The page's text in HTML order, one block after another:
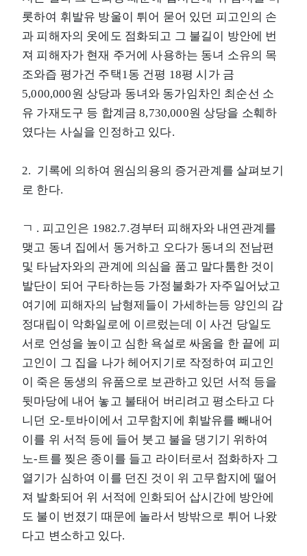
롯하여 휘발유 방울이 튀어 묻어 있던 피고인의 손
과 피해자의 옷에도 점화되고 그 불길이 방안에 번
져 피해자가 현재 주거에 사용하는 동녀 소유의 목
조와즙 평가건 주택1동 건평 18평 시가 금
5,000,000원 상당과 동녀와 동가임차인 최순선 소
유 가재도구 등 합계금 8,730,000원 상당을 소훼하
였다는 사실을 인정하고 있다.
2. 기록에 의하여 원심의용의 증거관계를 살펴보기
로 한다.
ㄱ . 피고인은 1982.7.경부터 피해자와 내연관계를
맺고 동녀 집에서 동거하고 오다가 동녀의 전남편
및 타남자와의 관계에 의심을 품고 말다툼한 것이
발단이 되어 구타하는등 가정불화가 자주일어났고
여기에 피해자의 남형제들이 가세하는등 양인의 감
정대립이 악화일로에 이르렀는데 이 사건 당일도
서로 언성을 높이고 심한 욕설로 싸움을 한 끝에 피
고인이 그 집을 나가 헤어지기로 작정하여 피고인
이 죽은 동생의 유품으로 보관하고 있던 서적 등을
뒷마당에 내어 놓고 불태어 버리려고 평소타고 다
니던 오-토바이에서 고무함지에 휘발유를 빼내어
이를 위 서적 등에 들어 붓고 불을 댕기기 위하여
노-트를 찢은 종이를 들고 라이터로서 점화하자 그
열기가 심하여 이를 던진 것이 위 고무함지에 떨어
져 발화되어 위 서적에 인화되어 삽시간에 방안에
도 불이 번졌기 때문에 놀라서 방밖으로 튀어 나왔
다고 변소하고 있다.